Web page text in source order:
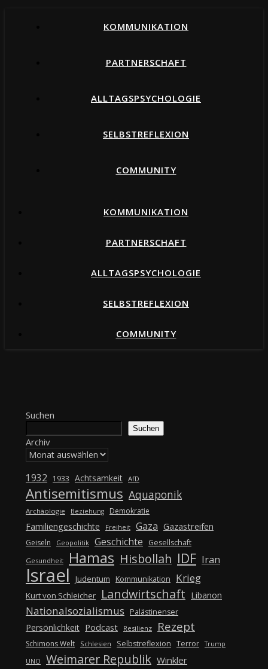
KOMMUNIKATION
PARTNERSCHAFT
ALLTAGSPSYCHOLOGIE
SELBSTREFLEXION
COMMUNITY
KOMMUNIKATION
PARTNERSCHAFT
ALLTAGSPSYCHOLOGIE
SELBSTREFLEXION
COMMUNITY
Suchen
Suchen
Archiv
1932 1933 Achtsamkeit AfD
Antisemitismus Aquaponik
Archäologie Beziehung Demokratie
Familiengeschichte Freiheit Gaza Gazastreifen
Geiseln Geopolitik Geschichte Gesellschaft
Gesundheit Hamas Hisbollah IDF Iran
Israel Judentum Kommunikation Krieg
Kurt von Schleicher Landwirtschaft Libanon
Nationalsozialismus Palästinenser
Persönlichkeit Podcast Resilienz Rezept
Schimons Welt Schlesien Selbstreflexion Terror Trump
UNO Weimarer Republik Winkler